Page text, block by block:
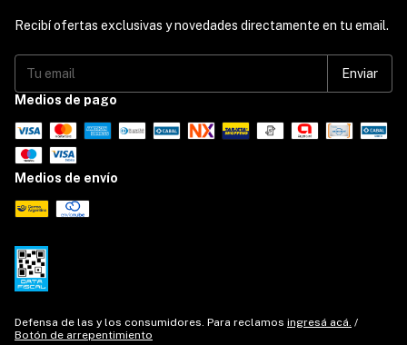
Recibí ofertas exclusivas y novedades directamente en tu email.
Medios de pago
Medios de envío
Defensa de las y los consumidores. Para reclamos ingresá acá. /
Botón de arrepentimiento